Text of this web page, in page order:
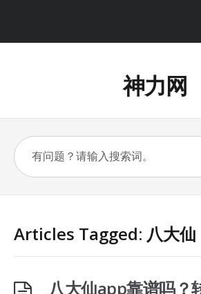
神力网
Articles Tagged: 八大仙
八大仙app靠谱吗？